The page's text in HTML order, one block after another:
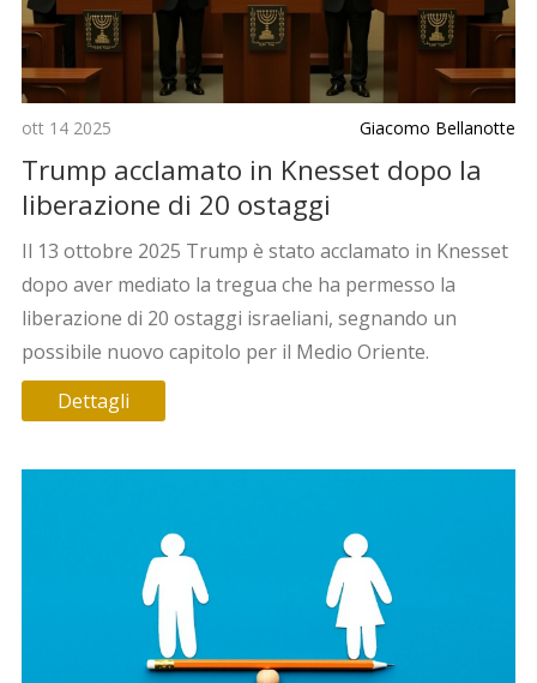
ott 14 2025 Giacomo Bellanotte
Trump acclamato in Knesset dopo la
liberazione di 20 ostaggi
Il 13 ottobre 2025 Trump è stato acclamato in Knesset
dopo aver mediato la tregua che ha permesso la
liberazione di 20 ostaggi israeliani, segnando un
possibile nuovo capitolo per il Medio Oriente.
Dettagli